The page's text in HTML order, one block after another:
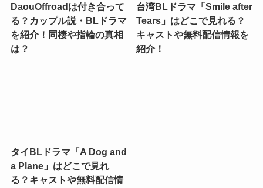
DaouOffroadは付き合って
る？カップル説・BLドラマ
を紹介！同棲や指輪の真相
は？
台湾BLドラマ「Smile after
Tears」はどこで見れる？
キャストや無料配信情報を
紹介！
タイBLドラマ「A Dog and
a Plane」はどこで見れ
る？キャストや無料配信情